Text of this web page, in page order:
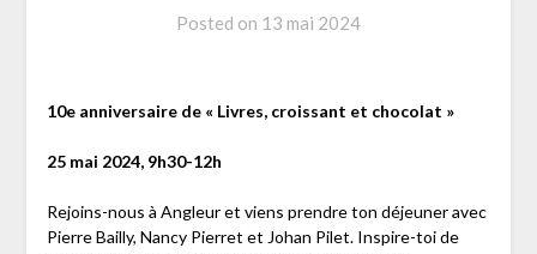
Posted on 13 mai 2024
10e anniversaire de « Livres, croissant et chocolat »
25 mai 2024, 9h30-12h
Rejoins-nous à Angleur et viens prendre ton déjeuner avec
Pierre Bailly, Nancy Pierret et Johan Pilet. Inspire-toi de